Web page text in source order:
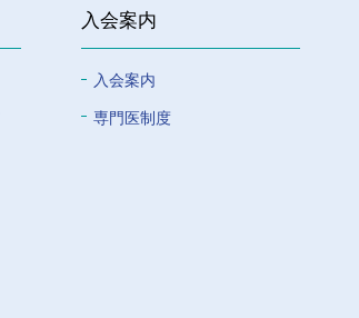
入会案内
入会案内
専門医制度